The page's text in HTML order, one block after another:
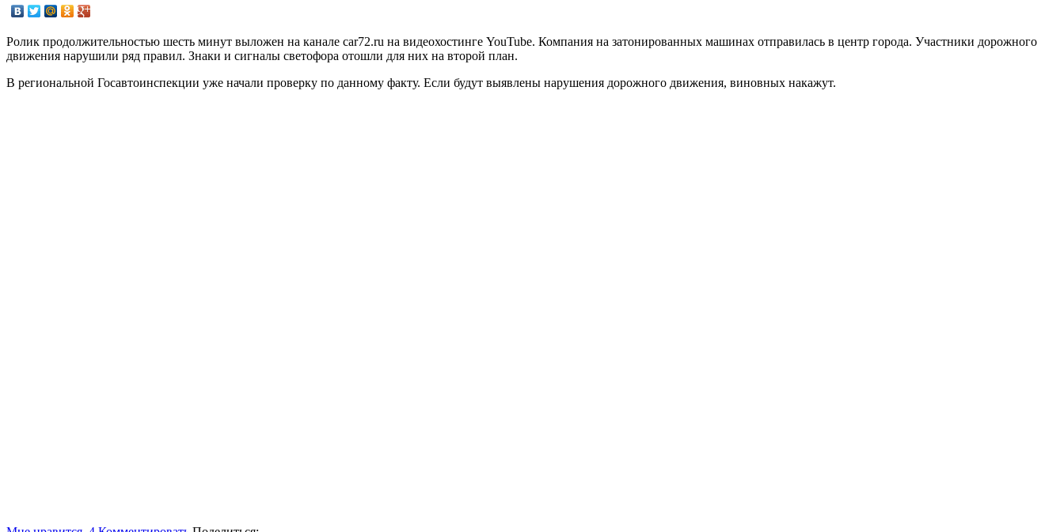
Ролик продолжительностью шесть минут выложен на канале car72.ru на видеохостинге YouTube. Компания на затонированных машинах отправилась в центр города. Участники дорожного
движения нарушили ряд правил. Знаки и сигналы светофора отошли для них на второй план.
В региональной Госавтоинспекции уже начали проверку по данному факту. Если будут выявлены нарушения дорожного движения, виновных накажут.